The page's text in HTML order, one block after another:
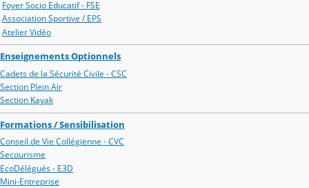
Foyer Socio Educatif - FSE
Association Sportive / EPS
Atelier Vidéo
Enseignements Optionnels
Cadets de la Sécurité Civile - CSC
Section Plein Air
Section Kayak
Formations / Sensibilisation
Conseil de Vie Collégienne - CVC
Secourisme
EcoDélégués - E3D
Mini-Entreprise